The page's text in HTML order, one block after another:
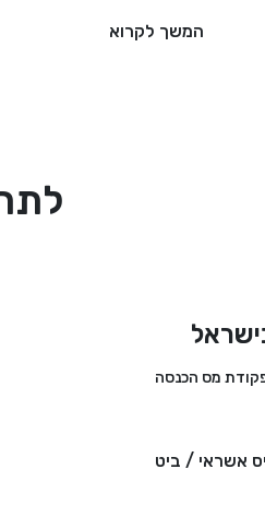
המשך לקרוא
אשראי / ביט